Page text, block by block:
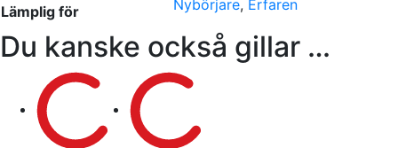
Lämplig för Nybörjare, Erfaren
Du kanske också gillar …